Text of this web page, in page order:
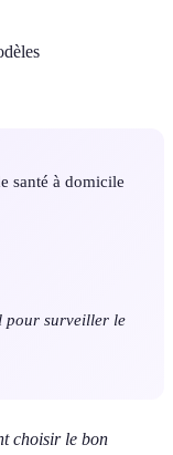
santé à domicile
pour surveiller le
choisir le bon